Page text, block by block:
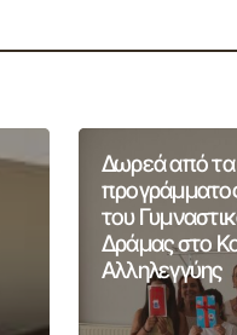
Δωρεά από τα
του
Δράμας στο
Αλληλεγγύης